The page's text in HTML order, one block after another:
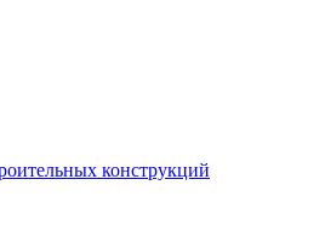
конструкций